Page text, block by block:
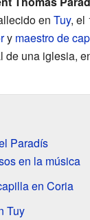
en Tuy, el
y maestro de
de una iglesia,
Paradís
en la música
en Coria
Tuy